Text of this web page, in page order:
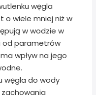
węgla
o wiele mniej niż w
w wodzie w
od parametrów
wpływ na jego
węgla do wody